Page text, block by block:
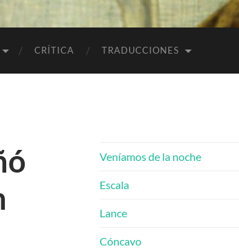
CRÍTICA TRADUCCIONES
Veníamos de la noche
Escala
Lance
Cóncavo